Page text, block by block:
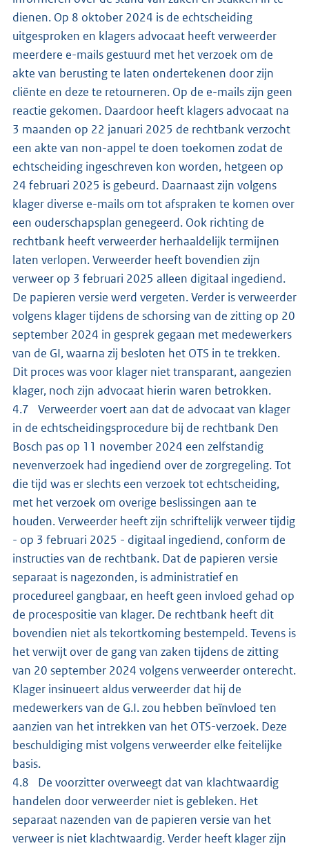
dienen. Op 8 oktober 2024 is de echtscheiding
uitgesproken en klagers advocaat heeft verweerder
meerdere e-mails gestuurd met het verzoek om de
akte van berusting te laten ondertekenen door zijn
cliënte en deze te retourneren. Op de e-mails zijn geen
reactie gekomen. Daardoor heeft klagers advocaat na
3 maanden op 22 januari 2025 de rechtbank verzocht
een akte van non-appel te doen toekomen zodat de
echtscheiding ingeschreven kon worden, hetgeen op
24 februari 2025 is gebeurd. Daarnaast zijn volgens
klager diverse e-mails om tot afspraken te komen over
een ouderschapsplan genegeerd. Ook richting de
rechtbank heeft verweerder herhaaldelijk termijnen
laten verlopen. Verweerder heeft bovendien zijn
verweer op 3 februari 2025 alleen digitaal ingediend.
De papieren versie werd vergeten. Verder is verweerder
volgens klager tijdens de schorsing van de zitting op 20
september 2024 in gesprek gegaan met medewerkers
van de GI, waarna zij besloten het OTS in te trekken.
Dit proces was voor klager niet transparant, aangezien
klager, noch zijn advocaat hierin waren betrokken.
4.7 Verweerder voert aan dat de advocaat van klager
in de echtscheidingsprocedure bij de rechtbank Den
Bosch pas op 11 november 2024 een zelfstandig
nevenverzoek had ingediend over de zorgregeling. Tot
die tijd was er slechts een verzoek tot echtscheiding,
met het verzoek om overige beslissingen aan te
houden. Verweerder heeft zijn schriftelijk verweer tijdig
- op 3 februari 2025 - digitaal ingediend, conform de
instructies van de rechtbank. Dat de papieren versie
separaat is nagezonden, is administratief en
procedureel gangbaar, en heeft geen invloed gehad op
de procespositie van klager. De rechtbank heeft dit
bovendien niet als tekortkoming bestempeld. Tevens is
het verwijt over de gang van zaken tijdens de zitting
van 20 september 2024 volgens verweerder onterecht.
Klager insinueert aldus verweerder dat hij de
medewerkers van de G.I. zou hebben beïnvloed ten
aanzien van het intrekken van het OTS-verzoek. Deze
beschuldiging mist volgens verweerder elke feitelijke
basis.
4.8 De voorzitter overweegt dat van klachtwaardig
handelen door verweerder niet is gebleken. Het
separaat nazenden van de papieren versie van het
verweer is niet klachtwaardig. Verder heeft klager zijn